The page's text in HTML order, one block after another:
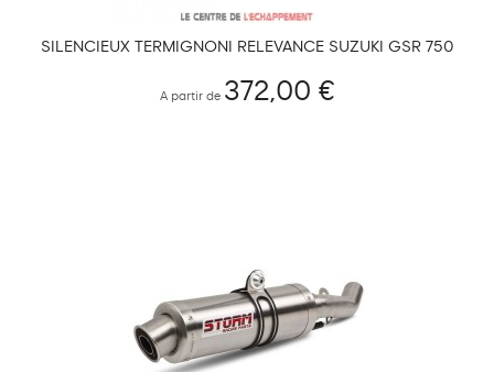
SILENCIEUX TERMIGNONI RELEVANCE SUZUKI GSR 750
A partir de 372,00 €